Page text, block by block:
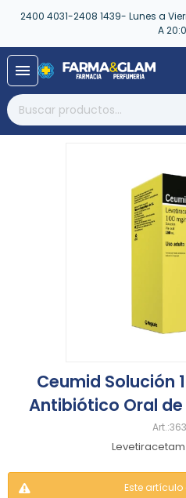
2400 4031-2408 1439- Lunes a
A
menu
Ceumid Solución
Antibiótico Oral
Este